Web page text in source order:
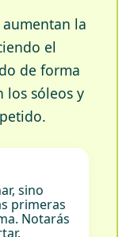
la
el
de forma
los sóleos y
sino
primeras
Notarás